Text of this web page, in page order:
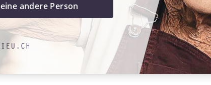
eine andere Person